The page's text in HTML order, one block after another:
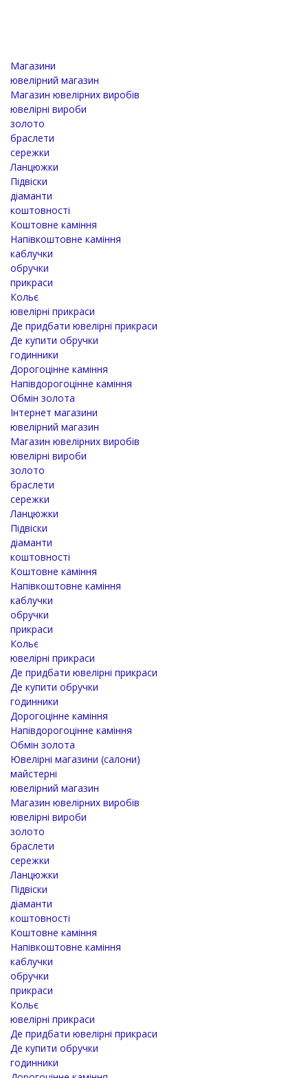
Магазини
ювелірний магазин
Магазин ювелірних виробів
ювелірні вироби
золото
браслети
сережки
Ланцюжки
Підвіски
діаманти
коштовності
Коштовне каміння
Напівкоштовне каміння
каблучки
обручки
прикраси
Кольє
ювелірні прикраси
Де придбати ювелірні прикраси
Де купити обручки
годинники
Дорогоцінне каміння
Напівдорогоцінне каміння
Обмін золота
Інтернет магазини
ювелірний магазин
Магазин ювелірних виробів
ювелірні вироби
золото
браслети
сережки
Ланцюжки
Підвіски
діаманти
коштовності
Коштовне каміння
Напівкоштовне каміння
каблучки
обручки
прикраси
Кольє
ювелірні прикраси
Де придбати ювелірні прикраси
Де купити обручки
годинники
Дорогоцінне каміння
Напівдорогоцінне каміння
Обмін золота
Ювелірні магазини (салони)
майстерні
ювелірний магазин
Магазин ювелірних виробів
ювелірні вироби
золото
браслети
сережки
Ланцюжки
Підвіски
діаманти
коштовності
Коштовне каміння
Напівкоштовне каміння
каблучки
обручки
прикраси
Кольє
ювелірні прикраси
Де придбати ювелірні прикраси
Де купити обручки
годинники